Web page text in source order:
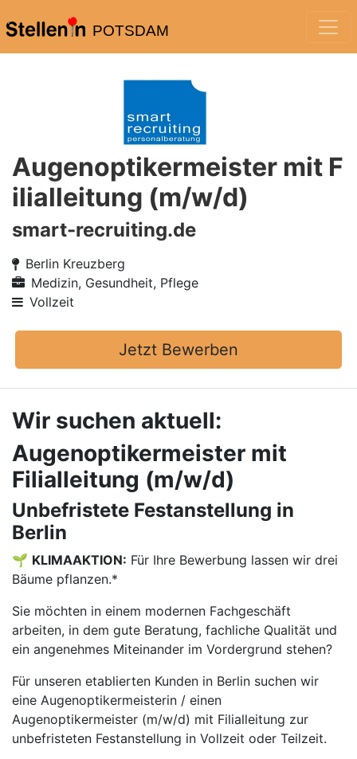
POTSDAM
Augenoptikermeister mit F
ilialleitung (m/w/d)
smart-recruiting.de
Berlin Kreuzberg
Medizin, Gesundheit, Pflege
Vollzeit
Jetzt Bewerben
Wir suchen aktuell:
Augenoptikermeister mit
Filialleitung (m/w/d)
Unbefristete Festanstellung in
Berlin
🌱 KLIMAAKTION: Für Ihre Bewerbung lassen wir drei
Bäume pflanzen.*
Sie möchten in einem modernen Fachgeschäft
arbeiten, in dem gute Beratung, fachliche Qualität und
ein angenehmes Miteinander im Vordergrund stehen?
Für unseren etablierten Kunden in Berlin suchen wir
eine Augenoptikermeisterin / einen
Augenoptikermeister (m/w/d) mit Filialleitung zur
unbefristeten Festanstellung in Vollzeit oder Teilzeit.